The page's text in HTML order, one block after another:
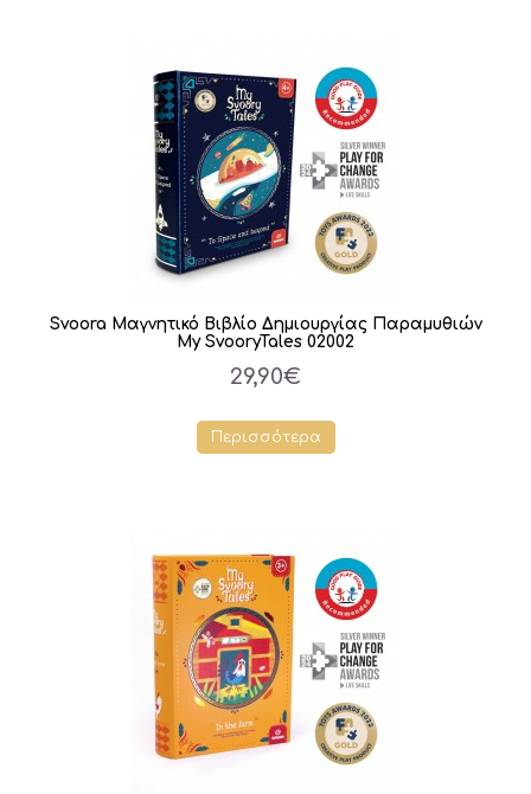
Svoora Μαγνητικό Βιβλίο Δημιουργίας Παραμυθιών
My SvooryTales 02002
29,90€
Περισσότερα